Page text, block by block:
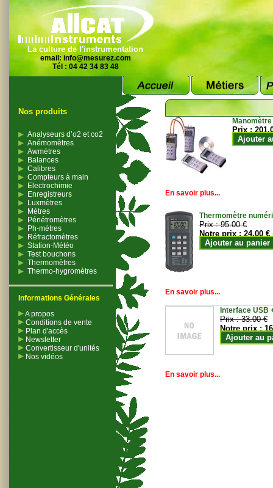
La culture de l'instrumentation
email: info@mesurez.com
Tél : 04 42 34 83 48
Nos produits
Analyseurs d’o2 et co2
Anémomètres
Awmètres
Balances
Calibres
Compteurs à main
Electrochimie
Enregistreurs
Luxmètres
Mètres
Pénétromètres
Ph-mètres
Réfractomètres
Station-Météo
Test bouchons
Thermomètres
Thermo-hygromètres
Informations Générales
A propos
Conditions de vente
Plan d'accès
Newsletter
Convertisseur d'unités
Nos vidéos
Prix :
Ajouter
En savoir plus...
Thermomètre
Prix :95.00 €
Notre prix :24.00 €
Ajouter au panier
En savoir plus...
Interface USB
Prix :33.00 €
Notre prix :
Ajouter au
En savoir plus...